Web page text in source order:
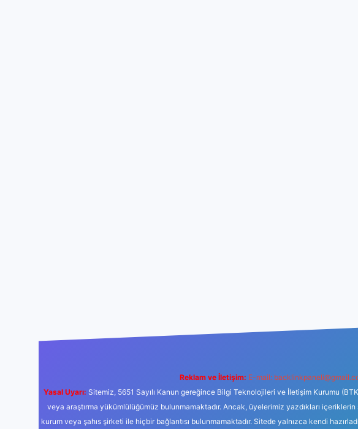
Reklam ve İletişim: E-mail:
Yasal Uyarı: Sitemiz, 5651 Sayılı Kanun gereğince Bilgi Teknolojileri ve İletişim Kurumu
veya araştırma yükümlülüğümüz bulunmamaktadır. Ancak, üyelerimiz yazdıkları
kurum veya şahıs şirketi ile hiçbir bağlantısı bulunmamaktadır. Sitede yalnızca kendi